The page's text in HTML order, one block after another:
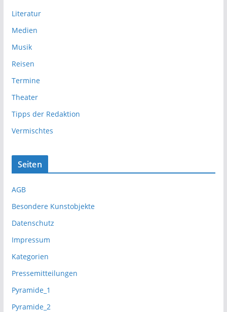
Literatur
Medien
Musik
Reisen
Termine
Theater
Tipps der Redaktion
Vermischtes
Seiten
AGB
Besondere Kunstobjekte
Datenschutz
Impressum
Kategorien
Pressemitteilungen
Pyramide_1
Pyramide_2